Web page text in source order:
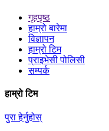
गृहपृष्ठ
हाम्रो बारेमा
विज्ञापन
हाम्रो टिम
प्राइभेसी पोलिसी
सम्पर्क
हाम्रो टिम
पुरा हेर्नुहोस्